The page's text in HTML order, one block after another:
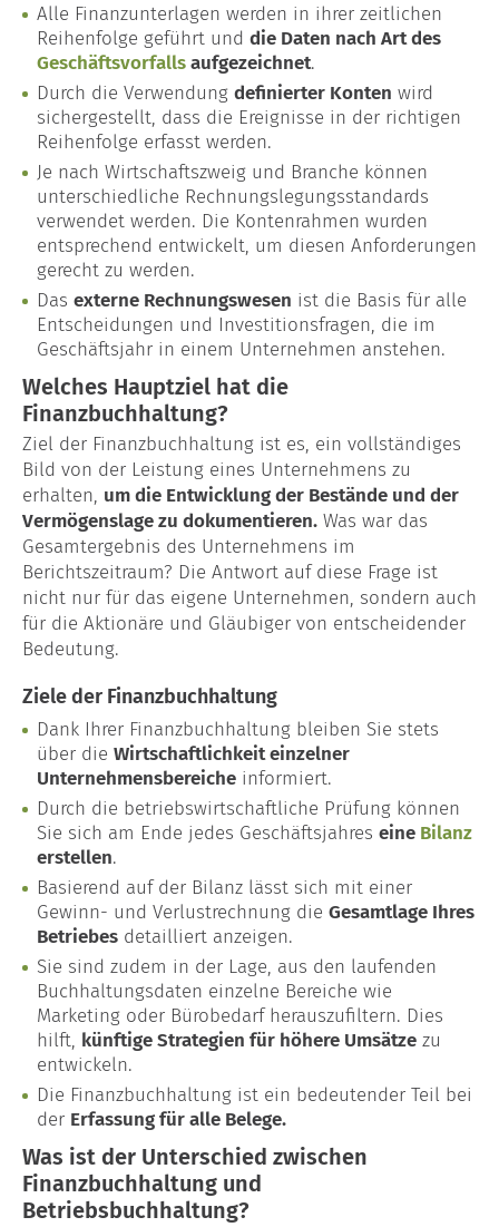
Alle Finanzunterlagen werden in ihrer zeitlichen
Reihenfolge geführt und die Daten nach Art des
Geschäftsvorfallsaufgezeichnet.
Durch die Verwendung definierter Konten wird
sichergestellt, dass die Ereignisse in der richtigen
Reihenfolge erfasst werden.
Je nach Wirtschaftszweig und Branche können
unterschiedliche Rechnungslegungsstandards
verwendet werden. Die Kontenrahmen wurden
entsprechend entwickelt, um diesen Anforderungen
gerecht zu werden.
Das externe Rechnungswesen ist die Basis für alle
Entscheidungen und Investitionsfragen, die im
Geschäftsjahr in einem Unternehmen anstehen.
Welches Hauptziel hat die
Finanzbuchhaltung?
Ziel der Finanzbuchhaltung ist es, ein vollständiges
Bild von der Leistung eines Unternehmens zu
erhalten, um die Entwicklung der Bestände und der
Vermögenslage zu dokumentieren. Was war das
Gesamtergebnis des Unternehmens im
Berichtszeitraum? Die Antwort auf diese Frage ist
nicht nur für das eigene Unternehmen, sondern auch
für die Aktionäre und Gläubiger von entscheidender
Bedeutung.
Ziele der Finanzbuchhaltung
Dank Ihrer Finanzbuchhaltung bleiben Sie stets
über die Wirtschaftlichkeit einzelner
Unternehmensbereiche informiert.
Durch die betriebswirtschaftliche Prüfung können
Sie sich am Ende jedes Geschäftsjahres eine Bilanz
erstellen.
Basierend auf der Bilanz lässt sich mit einer
Gewinn- und Verlustrechnung die Gesamtlage Ihres
Betriebes detailliert anzeigen.
Sie sind zudem in der Lage, aus den laufenden
Buchhaltungsdaten einzelne Bereiche wie
Marketing oder Bürobedarf herauszufiltern. Dies
hilft, künftige Strategien für höhere Umsätze zu
entwickeln.
Die Finanzbuchhaltung ist ein bedeutender Teil bei
der Erfassung für alle Belege.
Was ist der Unterschied zwischen
Finanzbuchhaltung und
Betriebsbuchhaltung?